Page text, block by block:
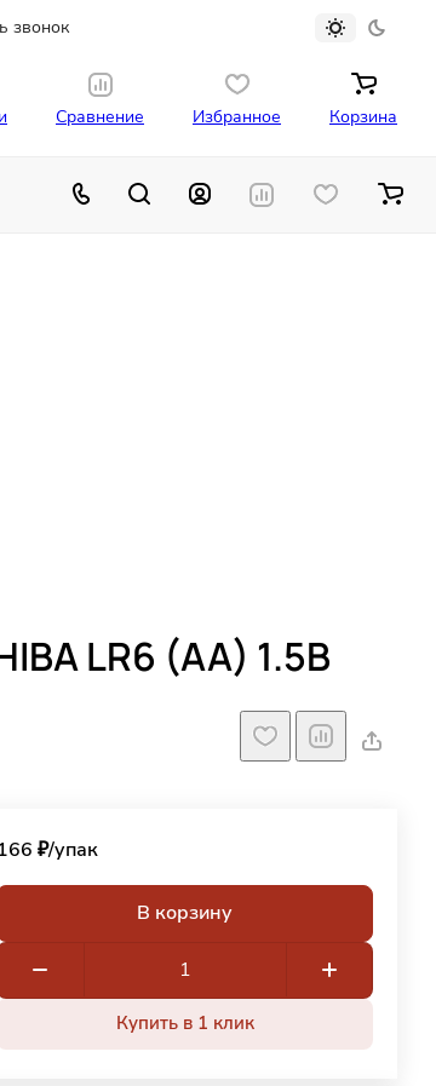
звонок
Сравнение Избранное Корзина
LR6 (AA) 1.5В
₽/упак
В корзину
Купить в 1 клик